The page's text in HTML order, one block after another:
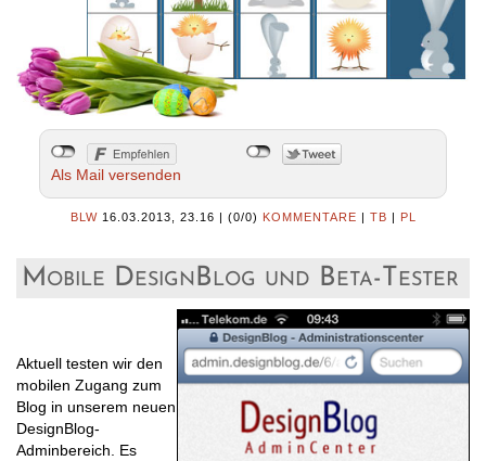
Als Mail versenden
BLW 16.03.2013, 23.16 (0/0) KOMMENTARE TB PL
Mobile DesignBlog und Beta-Tester
Aktuell testen wir den
mobilen Zugang zum
Blog in unserem neuen
DesignBlog-
Adminbereich. Es